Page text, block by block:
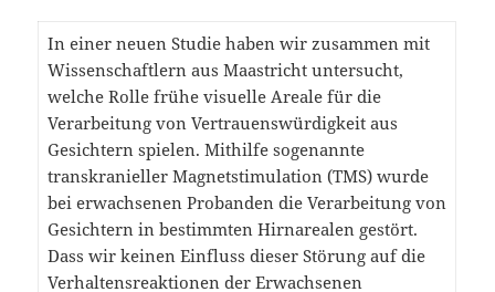
In einer neuen Studie haben wir zusammen mit
Wissenschaftlern aus Maastricht untersucht,
welche Rolle frühe visuelle Areale für die
Verarbeitung von Vertrauenswürdigkeit aus
Gesichtern spielen. Mithilfe sogenannte
transkranieller Magnetstimulation (TMS) wurde
bei erwachsenen Probanden die Verarbeitung von
Gesichtern in bestimmten Hirnarealen gestört.
Dass wir keinen Einfluss dieser Störung auf die
Verhaltensreaktionen der Erwachsenen